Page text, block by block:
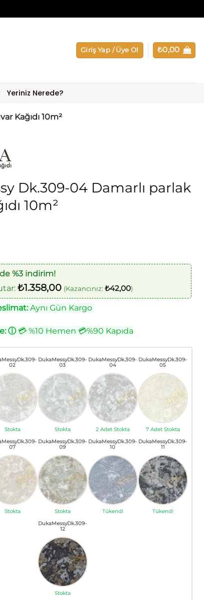
Giriş Yap / Üye Ol ₺0,00
Yeriniz Nerede?
Kağıdı 10m²
Dk.309-04 Damarlı parlak
10m²
%3 indirim!
₺1.358,00 (Kazancınız: ₺42,00)
Aynı Gün Kargo
ⓘ💳 %10 Hemen 💳%90 Kapıda
02
Stokta
DukaMessyDk.309-
03
Stokta
DukaMessyDk.309-
04
2 Adet Stokta
DukaMessyDk.309-
05
7 Adet Stokta
07
Stokta
DukaMessyDk.309-
09
Stokta
DukaMessyDk.309-
10
Tükendi
DukaMessyDk.309-
11
Tükendi
DukaMessyDk.309-
12
Stokta